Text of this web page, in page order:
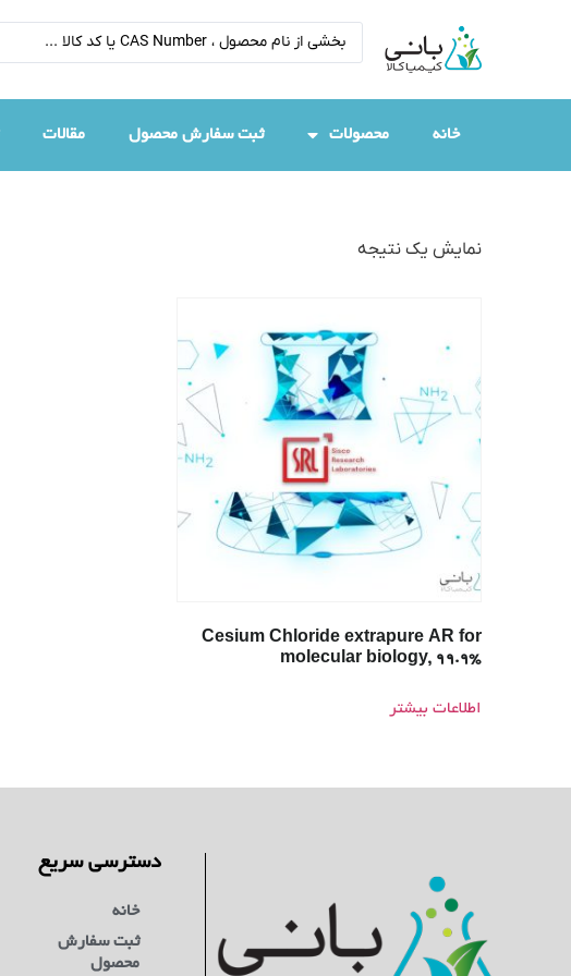
خانه محصولات ثبت سفارش محصول مقالات
نمایش یک نتیجه
Cesium Chloride extrapure AR for
molecular biology, 99.9%
اطلاعات بیشتر
دسترسی سریع
خانه
ثبت سفارش
محصول